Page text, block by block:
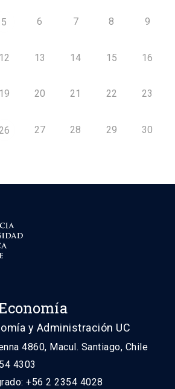
5 6 7 8 9
12 13 14 15 16
19 20 21 22 23
26 27 28 29 30
y Administración UC
4860, Macul. Santiago, Chile
4303
+56 2 2354 4028